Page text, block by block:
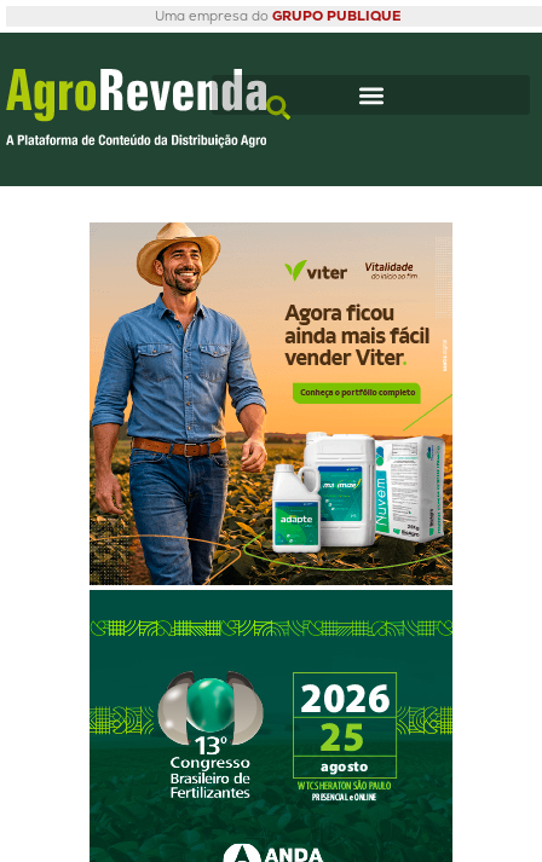
Uma empresa do GRUPO PUBLIQUE